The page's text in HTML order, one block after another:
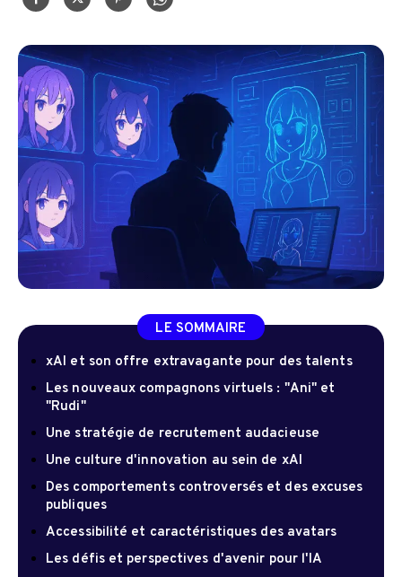
LE SOMMAIRE
xAI et son offre extravagante pour des talents
Les nouveaux compagnons virtuels : "Ani" et
"Rudi"
Une stratégie de recrutement audacieuse
Une culture d'innovation au sein de xAI
Des comportements controversés et des excuses
publiques
Accessibilité et caractéristiques des avatars
Les défis et perspectives d'avenir pour l'IA